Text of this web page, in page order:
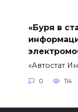
«Буря в
«Автостат
0 114